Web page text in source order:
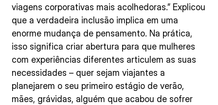
viagens corporativas mais acolhedoras.” Explicou
que a verdadeira inclusão implica em uma
enorme mudança de pensamento. Na prática,
isso significa criar abertura para que mulheres
com experiências diferentes articulem as suas
necessidades – quer sejam viajantes a
planejarem o seu primeiro estágio de verão,
mães, grávidas, alguém que acabou de sofrer